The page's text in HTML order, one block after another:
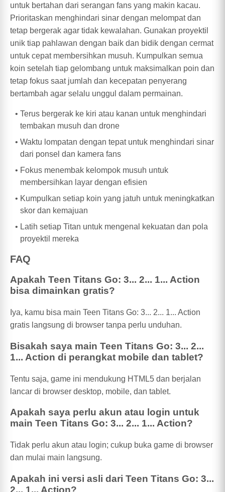
untuk bertahan dari serangan fans yang makin kacau.
Prioritaskan menghindari sinar dengan melompat dan
tetap bergerak agar tidak kewalahan. Gunakan proyektil
unik tiap pahlawan dengan baik dan bidik dengan cermat
untuk cepat membersihkan musuh. Kumpulkan semua
koin setelah tiap gelombang untuk maksimalkan poin dan
tetap fokus saat jumlah dan kecepatan penyerang
bertambah agar selalu unggul dalam permainan.
Terus bergerak ke kiri atau kanan untuk menghindari
tembakan musuh dan drone
Waktu lompatan dengan tepat untuk menghindari sinar
dari ponsel dan kamera fans
Fokus menembak kelompok musuh untuk
membersihkan layar dengan efisien
Kumpulkan setiap koin yang jatuh untuk meningkatkan
skor dan kemajuan
Latih setiap Titan untuk mengenal kekuatan dan pola
proyektil mereka
FAQ
Apakah Teen Titans Go: 3... 2... 1... Action
bisa dimainkan gratis?
Iya, kamu bisa main Teen Titans Go: 3... 2... 1... Action
gratis langsung di browser tanpa perlu unduhan.
Bisakah saya main Teen Titans Go: 3... 2...
1... Action di perangkat mobile dan tablet?
Tentu saja, game ini mendukung HTML5 dan berjalan
lancar di browser desktop, mobile, dan tablet.
Apakah saya perlu akun atau login untuk
main Teen Titans Go: 3... 2... 1... Action?
Tidak perlu akun atau login; cukup buka game di browser
dan mulai main langsung.
Apakah ini versi asli dari Teen Titans Go: 3...
2... 1... Action?